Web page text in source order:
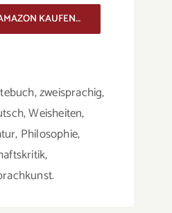
KAUFEN…
zweisprachig,
Weisheiten,
Philosophie,